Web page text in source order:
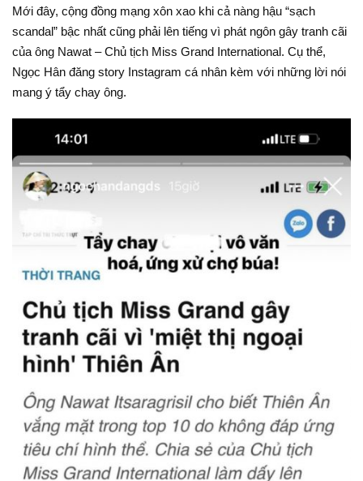
Mới đây, cộng đồng mạng xôn xao khi cả nàng hậu “sạch
scandal” bậc nhất cũng phải lên tiếng vì phát ngôn gây tranh cãi
của ông Nawat – Chủ tịch Miss Grand International. Cụ thể,
Ngọc Hân đăng story Instagram cá nhân kèm với những lời nói
mang ý tẩy chay ông.